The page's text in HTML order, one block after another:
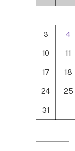
3 4
10 11
17 18
24 25
31